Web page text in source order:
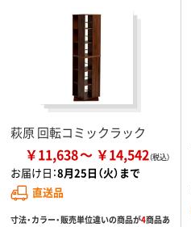
萩原 回転コミックラック
￥11,638 ￥14,542
お届け日：8月25日（火）まで
直送品
寸法・カラー・販売単位違いの商品が4商品あ